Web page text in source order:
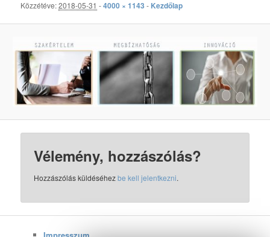
Közzétéve:2018-05-31 -4000 × 1143 - Kezdőlap
Vélemény, hozzászólás?
Hozzászólás küldéséhezbe kell jelentkezni.